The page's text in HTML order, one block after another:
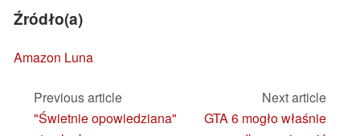
Źródło(a)
Amazon Luna
Previous article
"Świetnie opowiedziana"
Next article
GTA 6 mogło właśnie